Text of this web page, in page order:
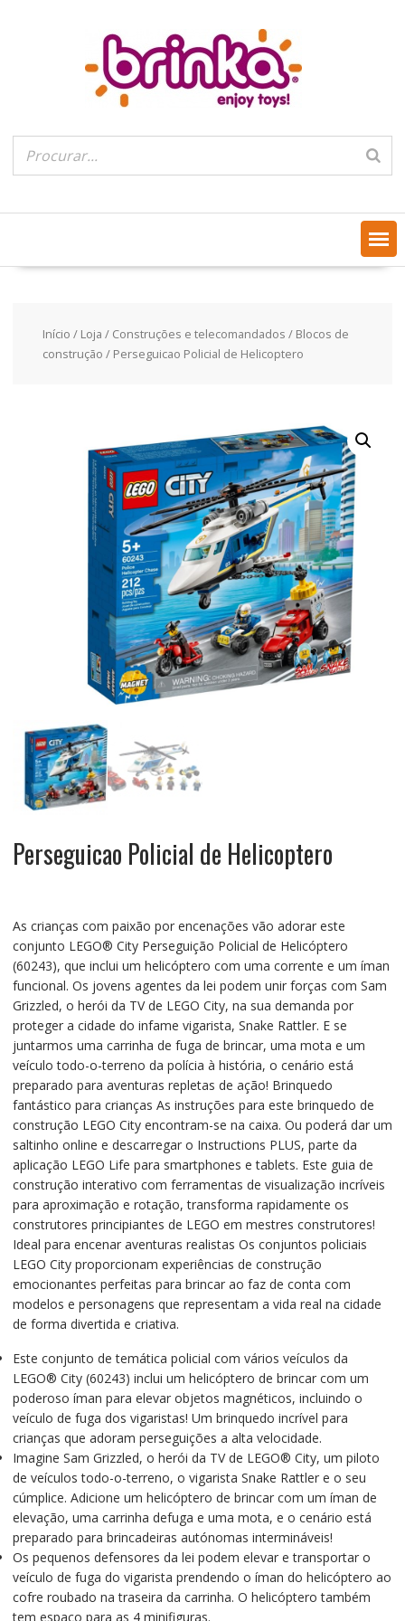
Início / Loja / Construções e telecomandados / Blocos de
construção / Perseguicao Policial de Helicoptero
Perseguicao Policial de Helicoptero
As crianças com paixão por encenações vão adorar este
conjunto LEGO® City Perseguição Policial de Helicóptero
(60243), que inclui um helicóptero com uma corrente e um íman
funcional. Os jovens agentes da lei podem unir forças com Sam
Grizzled, o herói da TV de LEGO City, na sua demanda por
proteger a cidade do infame vigarista, Snake Rattler. E se
juntarmos uma carrinha de fuga de brincar, uma mota e um
veículo todo-o-terreno da polícia à história, o cenário está
preparado para aventuras repletas de ação! Brinquedo
fantástico para crianças As instruções para este brinquedo de
construção LEGO City encontram-se na caixa. Ou poderá dar um
saltinho online e descarregar o Instructions PLUS, parte da
aplicação LEGO Life para smartphones e tablets. Este guia de
construção interativo com ferramentas de visualização incríveis
para aproximação e rotação, transforma rapidamente os
construtores principiantes de LEGO em mestres construtores!
Ideal para encenar aventuras realistas Os conjuntos policiais
LEGO City proporcionam experiências de construção
emocionantes perfeitas para brincar ao faz de conta com
modelos e personagens que representam a vida real na cidade
de forma divertida e criativa.
Este conjunto de temática policial com vários veículos da
LEGO® City (60243) inclui um helicóptero de brincar com um
poderoso íman para elevar objetos magnéticos, incluindo o
veículo de fuga dos vigaristas! Um brinquedo incrível para
crianças que adoram perseguições a alta velocidade.
Imagine Sam Grizzled, o herói da TV de LEGO® City, um piloto
de veículos todo-o-terreno, o vigarista Snake Rattler e o seu
cúmplice. Adicione um helicóptero de brincar com um íman de
elevação, uma carrinha defuga e uma mota, e o cenário está
preparado para brincadeiras autónomas intermináveis!
Os pequenos defensores da lei podem elevar e transportar o
veículo de fuga do vigarista prendendo o íman do helicóptero ao
cofre roubado na traseira da carrinha. O helicóptero também
tem espaço para as 4 minifiguras.